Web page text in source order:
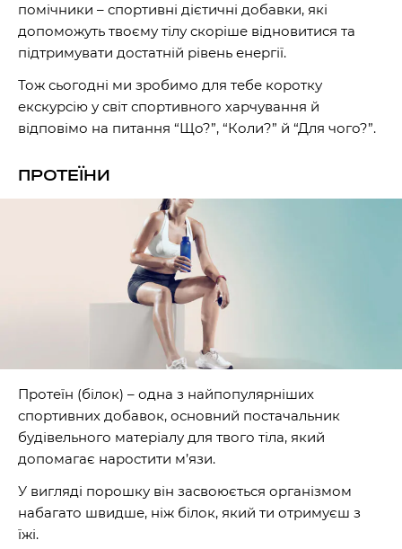
помічники – спортивні дієтичні добавки, які
допоможуть твоєму тілу скоріше відновитися та
підтримувати достатній рівень енергії.
Тож сьогодні ми зробимо для тебе коротку
екскурсію у світ спортивного харчування й
відповімо на питання “Що?”, “Коли?” й “Для чого?”.
ПРОТЕЇНИ
Протеїн (білок) – одна з найпопулярніших
спортивних добавок, основний постачальник
будівельного матеріалу для твого тіла, який
допомагає наростити м’язи.
У вигляді порошку він засвоюється організмом
набагато швидше, ніж білок, який ти отримуєш з
їжі.